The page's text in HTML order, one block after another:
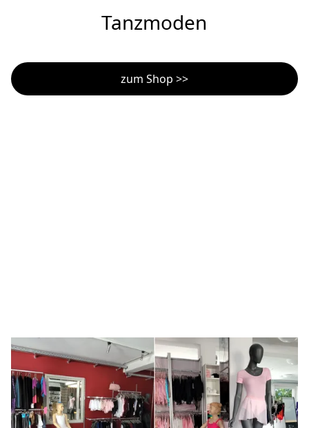
Tanzmoden
zum Shop >>